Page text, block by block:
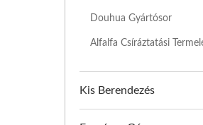
GYÁRTÁS,
ÜZEM,
TOFU
Douhua Gyártósor
Alfalfa Csíráztatási
Kis Berendezés